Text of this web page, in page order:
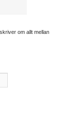
om allt mellan